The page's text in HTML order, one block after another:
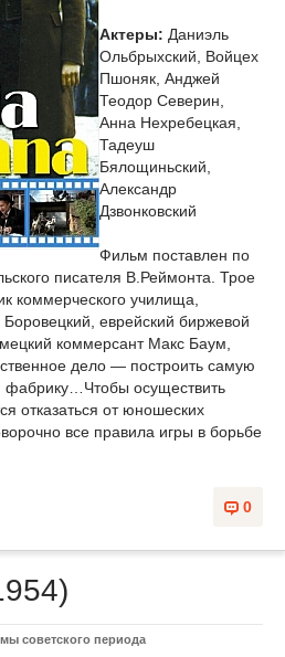
Актеры: Даниэль
Ольбрыхский, Войцех
Пшоняк, Анджей
Теодор Северин,
Анна Нехребецкая,
Тадеуш
Бялощиньский,
Александр
Дзвонковский
Фильм поставлен по
писателя В.Реймонта. Трое
коммерческого училища,
еврейский биржевой
коммерсант Макс Баум,
дело — построить самую
фабрику…Чтобы осуществить
отказаться от юношеских
все правила игры в борьбе
0
советского периода